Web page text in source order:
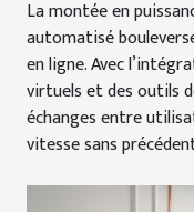
La montée en
automatisé
en ligne. Avec
virtuels et des outils
échanges entre
vitesse sans